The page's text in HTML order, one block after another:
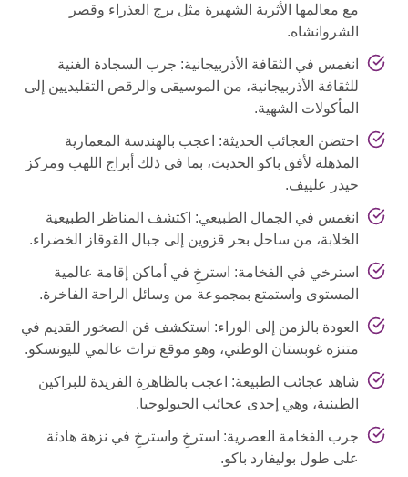
مع معالمها الأثرية الشهيرة مثل برج العذراء وقصر
الشروانشاه.
انغمس في الثقافة الأذربيجانية: جرب السجادة الغنية
للثقافة الأذربيجانية، من الموسيقى والرقص التقليديين إلى
المأكولات الشهية.
احتضن العجائب الحديثة: اعجب بالهندسة المعمارية
المذهلة لأفق باكو الحديث، بما في ذلك أبراج اللهب ومركز
حيدر علييف.
انغمس في الجمال الطبيعي: اكتشف المناظر الطبيعية
الخلابة، من ساحل بحر قزوين إلى جبال القوقاز الخضراء.
استرخي في الفخامة: استرخِ في أماكن إقامة عالمية
المستوى واستمتع بمجموعة من وسائل الراحة الفاخرة.
العودة بالزمن إلى الوراء: استكشف فن الصخور القديم في
متنزه غوبستان الوطني، وهو موقع تراث عالمي لليونسكو.
شاهد عجائب الطبيعة: اعجب بالظاهرة الفريدة للبراكين
الطينية، وهي إحدى عجائب الجيولوجيا.
جرب الفخامة العصرية: استرخِ واسترخِ في نزهة هادئة
على طول بوليفارد باكو.